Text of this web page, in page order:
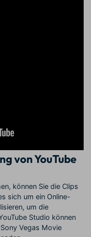
von YouTube
können Sie die Clips
sich um ein Online-
um die
Studio können
Vegas Movie